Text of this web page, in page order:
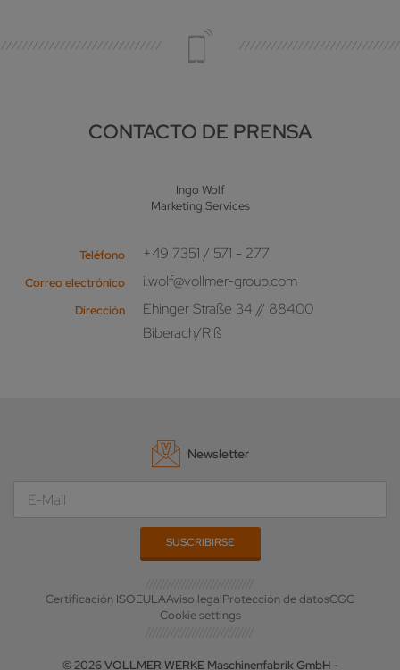
CONTACTO DE PRENSA
Ingo Wolf
Marketing Services
Teléfono +49 7351 / 571 - 277
Correo electrónico i.wolf@vollmer-group.com
Dirección
Ehinger Straße 34 // 88400
Biberach/Riß
Newsletter
Certificación ISOEULAAviso legalProtección de datosCGC
Cookie settings
© 2026 VOLLMER WERKE Maschinenfabrik GmbH -